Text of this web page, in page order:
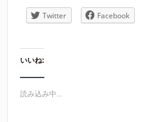
Twitter Facebook
いいね:
読み込み中...